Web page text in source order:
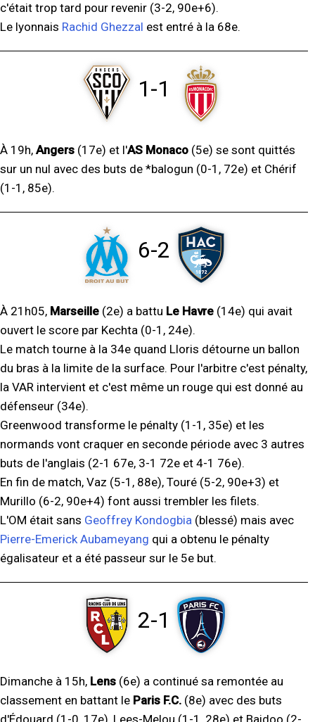
c'était trop tard pour revenir (3-2, 90e+6).
Le lyonnais Rachid Ghezzal est entré à la 68e.
1-1
À 19h, Angers (17e) et l'AS Monaco (5e) se sont quittés
sur un nul avec des buts de *balogun (0-1, 72e) et Chérif
(1-1, 85e).
6-2
À 21h05, Marseille (2e) a battu Le Havre (14e) qui avait
ouvert le score par Kechta (0-1, 24e).
Le match tourne à la 34e quand Lloris détourne un ballon
du bras à la limite de la surface. Pour l'arbitre c'est pénalty,
la VAR intervient et c'est même un rouge qui est donné au
défenseur (34e).
Greenwood transforme le pénalty (1-1, 35e) et les
normands vont craquer en seconde période avec 3 autres
buts de l'anglais (2-1 67e, 3-1 72e et 4-1 76e).
En fin de match, Vaz (5-1, 88e), Touré (5-2, 90e+3) et
Murillo (6-2, 90e+4) font aussi trembler les filets.
L'OM était sans Geoffrey Kondogbia (blessé) mais avec
Pierre-Emerick Aubameyang qui a obtenu le pénalty
égalisateur et a été passeur sur le 5e but.
2-1
Dimanche à 15h, Lens (6e) a continué sa remontée au
classement en battant le Paris F.C. (8e) avec des buts